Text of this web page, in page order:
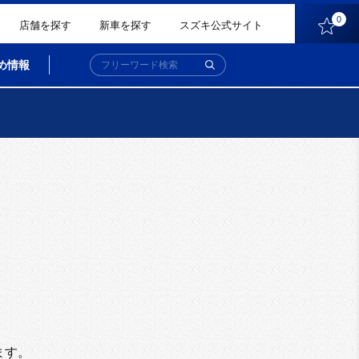
店舗を探す 新車を探す スズキ公式サイト 0
情報
す。